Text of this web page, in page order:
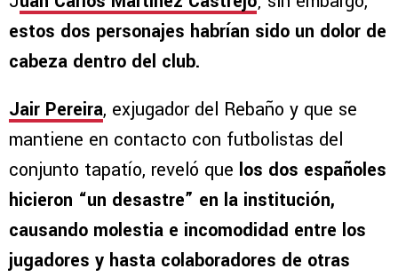
estos dos personajes habrían sido un dolor de
cabeza dentro del club.
Jair Pereira, exjugador del Rebaño y que se
mantiene en contacto con futbolistas del
conjunto tapatío, reveló que los dos españoles
hicieron “un desastre” en la institución,
causando molestia e incomodidad entre los
jugadores y hasta colaboradores de otras